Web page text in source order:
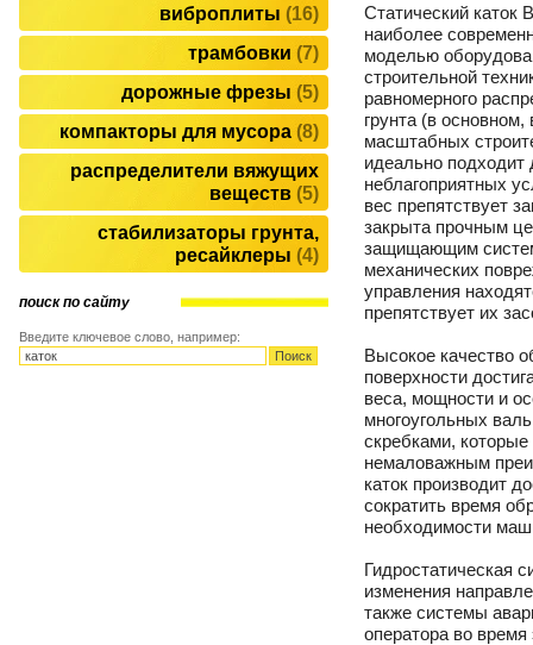
виброплиты
16
трамбовки 7
дорожные фрезы 5
компакторы для мусора 8
распределители вяжущих
веществ 5
стабилизаторы грунта,
ресайклеры 4
поиск по сайту
Введите ключевое слово, например:
Статический каток
наиболее
моделью
строительной
равномерного
грунта (в основном,
масштабных
идеально
неблагоприятных
вес препятствует
закрыта прочным
защищающим
механических
управления
препятствует их
Высокое качество
поверхности
веса, мощности и
многоугольных
скребками,
немаловажным
каток производит
сократить время
необходимости
Гидростатическая
изменения
также системы
оператора во